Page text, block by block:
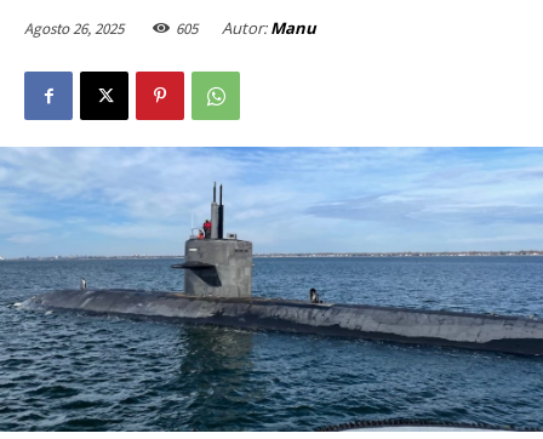
Agosto 26, 2025 605 Autor: Manu